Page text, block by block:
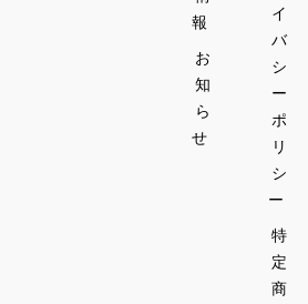
報
お
知
ら
せ
イ
バ
シ
ー
ポ
リ
シ
ー
特
定
商